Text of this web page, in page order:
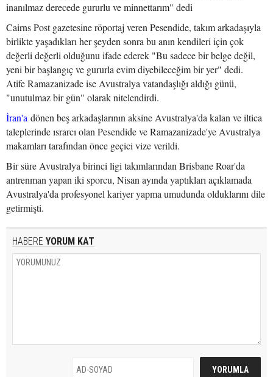
inanılmaz derecede gururlu ve minnettarım" dedi
Cairns Post gazetesine röportaj veren Pesendide, takım arkadaşıyla
birlikte yaşadıkları her şeyden sonra bu anın kendileri için çok
değerli değerli olduğunu ifade ederek "Bu sadece bir belge değil,
yeni bir başlangıç ve gururla evim diyebileceğim bir yer" dedi.
Atife Ramazanizade ise Avustralya vatandaşlığı aldığı günü,
"unutulmaz bir gün" olarak nitelendirdi.
İran'a dönen beş arkadaşlarının aksine Avustralya'da kalan ve iltica
taleplerinde ısrarcı olan Pesendide ve Ramazanizade'ye Avustralya
makamları tarafından önce geçici vize verildi.
Bir süre Avustralya birinci ligi takımlarından Brisbane Roar'da
antrenman yapan iki sporcu, Nisan ayında yaptıkları açıklamada
Avustralya'da profesyonel kariyer yapma umudunda olduklarını dile
getirmişti.
HABERE YORUM KAT